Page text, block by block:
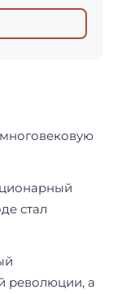
стал
революции, а